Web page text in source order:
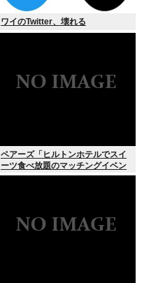
ワイのTwitter、壊れる
ペアーズ「ヒルトンホテルでスイ
ーツ食べ放題のマッチングイベン
トやるぞ。女2500円男7000円